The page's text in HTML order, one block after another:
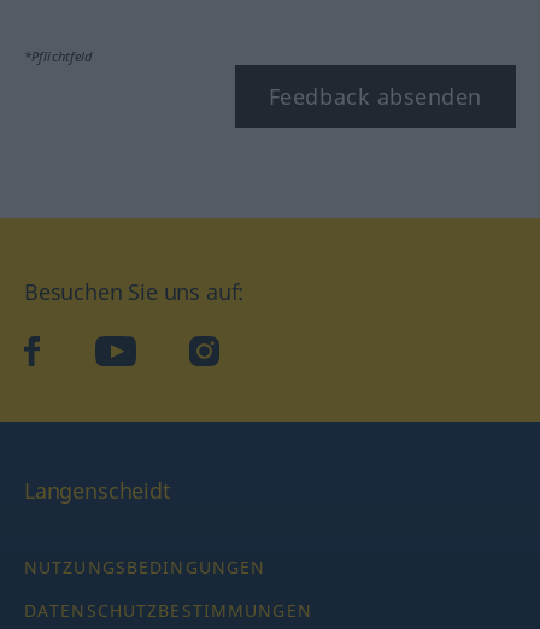
*Pflichtfeld
Feedback absenden
Besuchen Sie uns auf:
facebook YouTube Instagram
Langenscheidt
NUTZUNGSBEDINGUNGEN
DATENSCHUTZBESTIMMUNGEN